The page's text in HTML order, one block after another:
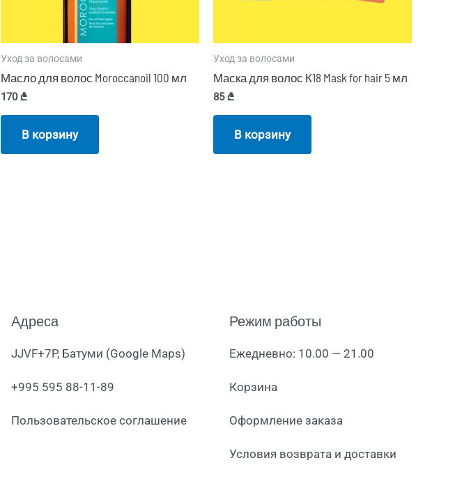
Уход за волосами
Масло для волос Moroccanoil 100 мл
170₾
В корзину
Уход за волосами
Маска для волос К18 Mask for hair 5 мл
85₾
В корзину
Адреса
JJVF+7P, Батуми (Google Maps)
+995 595 88-11-89
Пользовательское соглашение
Режим работы
Ежедневно: 10.00 — 21.00
Корзина
Оформление заказа
Условия возврата и доставки